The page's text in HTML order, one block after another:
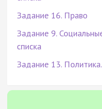
Задание 16. Право
Задание 9.
списка
Задание 13.